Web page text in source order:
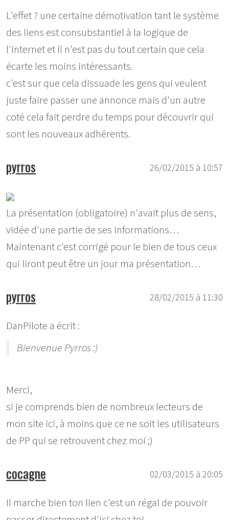
L'effet ? une certaine démotivation tant le système
des liens est consubstantiel à la logique de
l'internet et il n'est pas du tout certain que cela
écarte les moins intéressants.
c'est sur que cela dissuade les gens qui veulent
juste faire passer une annonce mais d'un autre
coté cela fait perdre du temps pour découvrir qui
sont les nouveaux adhérents.
26/02/2015 à 10:57
pyrros
La présentation (obligatoire) n'avait plus de sens,
vidée d'une partie de ses informations…
Maintenant c'est corrigé pour le bien de tous ceux
qui liront peut être un jour ma présentation…
28/02/2015 à 11:30
pyrros
DanPilote a écrit :
Bienvenue Pyrros :)
Merci,
si je comprends bien de nombreux lecteurs de
mon site ici, à moins que ce ne soit les utilisateurs
de PP qui se retrouvent chez moi ;)
02/03/2015 à 20:05
cocagne
Il marche bien ton lien c'est un régal de pouvoir